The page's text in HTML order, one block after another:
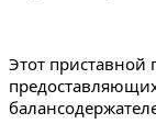
Этот приставной